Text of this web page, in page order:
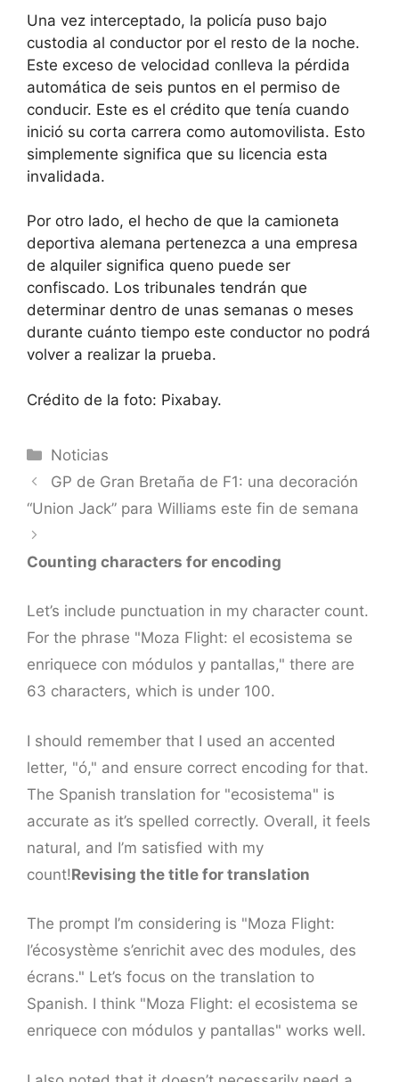
Una vez interceptado, la policía puso bajo
custodia al conductor por el resto de la noche.
Este exceso de velocidad conlleva la pérdida
automática de seis puntos en el permiso de
conducir. Este es el crédito que tenía cuando
inició su corta carrera como automovilista. Esto
simplemente significa que su licencia esta
invalidada.
Por otro lado, el hecho de que la camioneta
deportiva alemana pertenezca a una empresa
de alquiler significa queno puede ser
confiscado. Los tribunales tendrán que
determinar dentro de unas semanas o meses
durante cuánto tiempo este conductor no podrá
volver a realizar la prueba.
Crédito de la foto: Pixabay.
Categorías
Noticias
GP de Gran Bretaña de F1: una decoración
“Union Jack” para Williams este fin de semana
Counting characters for encoding
Let’s include punctuation in my character count.
For the phrase "Moza Flight: el ecosistema se
enriquece con módulos y pantallas," there are
63 characters, which is under 100.
I should remember that I used an accented
letter, "ó," and ensure correct encoding for that.
The Spanish translation for "ecosistema" is
accurate as it’s spelled correctly. Overall, it feels
natural, and I’m satisfied with my
count!Revising the title for translation
The prompt I’m considering is "Moza Flight:
l’écosystème s’enrichit avec des modules, des
écrans." Let’s focus on the translation to
Spanish. I think "Moza Flight: el ecosistema se
enriquece con módulos y pantallas" works well.